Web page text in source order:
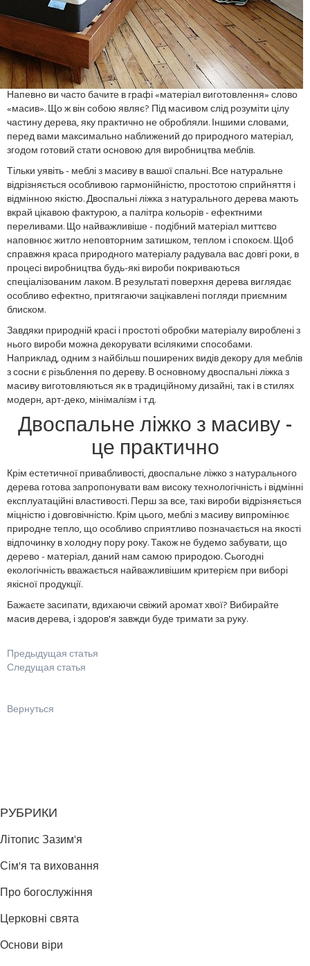
Напевно ви часто бачите в графі «матеріал виготовлення» слово
«масив». Що ж він собою являє? Під масивом слід розуміти цілу
частину дерева, яку практично не обробляли. Іншими словами,
перед вами максимально наближений до природного матеріал,
згодом готовий стати основою для виробництва меблів.
Тільки уявіть - меблі з масиву в вашої спальні. Все натуральне
відрізняється особливою гармонійністю, простотою сприйняття і
відмінною якістю. Двоспальні ліжка з натурального дерева мають
вкрай цікавою фактурою, а палітра кольорів - ефектними
переливами. Що найважливіше - подібний матеріал миттєво
наповнює житло неповторним затишком, теплом і спокоєм. Щоб
справжня краса природного матеріалу радувала вас довгі роки, в
процесі виробництва будь-які вироби покриваються
спеціалізованим лаком. В результаті поверхня дерева виглядає
особливо ефектно, притягаючи зацікавлені погляди приємним
блиском.
Завдяки природній красі і простоті обробки матеріалу вироблені з
нього вироби можна декорувати всілякими способами.
Наприклад, одним з найбільш поширених видів декору для меблів
з сосни є різьблення по дереву. В основному двоспальні ліжка з
масиву виготовляються як в традиційному дизайні, так і в стилях
модерн, арт-деко, мінімалізм і т.д.
Двоспальне ліжко з масиву -
це практично
Крім естетичної привабливості, двоспальне ліжко з натурального
дерева готова запропонувати вам високу технологічність і відмінні
експлуатаційні властивості. Перш за все, такі вироби відрізняється
міцністю і довговічністю. Крім цього, меблі з масиву випромінює
природне тепло, що особливо сприятливо позначається на якості
відпочинку в холодну пору року. Також не будемо забувати, що
дерево - матеріал, даний нам самою природою. Сьогодні
екологічність вважається найважливішим критерієм при виборі
якісної продукції.
Бажаєте засипати, вдихаючи свіжий аромат хвої? Вибирайте
масив дерева, і здоров'я завжди буде тримати за руку.
Предыдущая статья
Следущая статья
Вернуться
РУБРИКИ
Літопис Зазим'я
Сім'я та виховання
Про богослужіння
Церковні свята
Основи віри